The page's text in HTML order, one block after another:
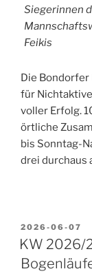
Siegerinnen
Feikis
Die
für
voller Erfolg.
örtliche
bis Sonntag-
drei durchaus
AM
2026-06-07
KW 2026/